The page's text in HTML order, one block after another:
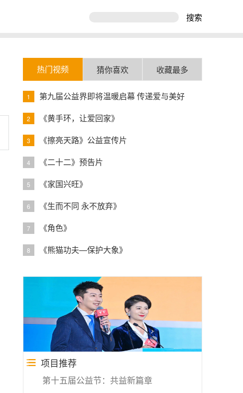
搜索
热门视频 猜你喜欢 收藏最多
1 第九届公益界即将温暖启幕 传递爱与美好
2 《黄手环，让爱回家》
3 《擦亮天路》公益宣传片
4 《二十二》预告片
5 《家国兴旺》
6 《生而不同 永不放弃》
7 《角色》
8 《熊猫功夫—保护大象》
项目推荐
第十五届公益节：共益新篇章